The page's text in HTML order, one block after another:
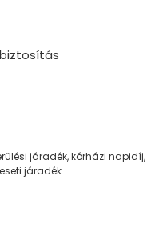
járadék, kórházi napidíj,
járadék.